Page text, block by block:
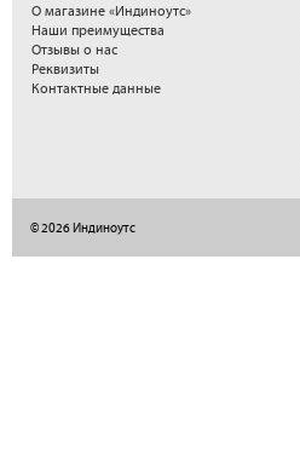
О магазине «Индиноутс»
Наши преимущества
Отзывы о нас
Реквизиты
Контактные данные
© 2026 Индиноутс